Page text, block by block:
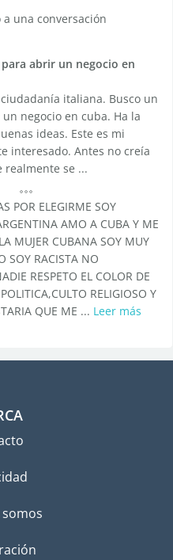
una conversación
abrir un negocio en
italiana. Busco un
negocio en cuba. Ha la
ideas. Este es mi
interesado. Antes no creía
realmente se ...
POR ELEGIRME SOY
AMO A CUBA Y ME
MUJER CUBANA SOY MUY
SOY RACISTA NO
RESPETO EL COLOR DE
RELIGIOSO Y
QUE ME ... Leer más